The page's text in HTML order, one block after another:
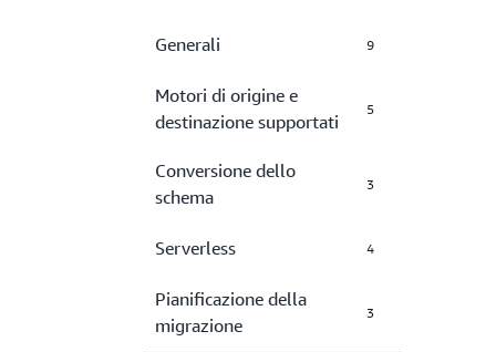
Generali 9
Motori di origine e
destinazione supportati
5
Conversione dello
schema
3
Serverless 4
Pianificazione della
migrazione
3